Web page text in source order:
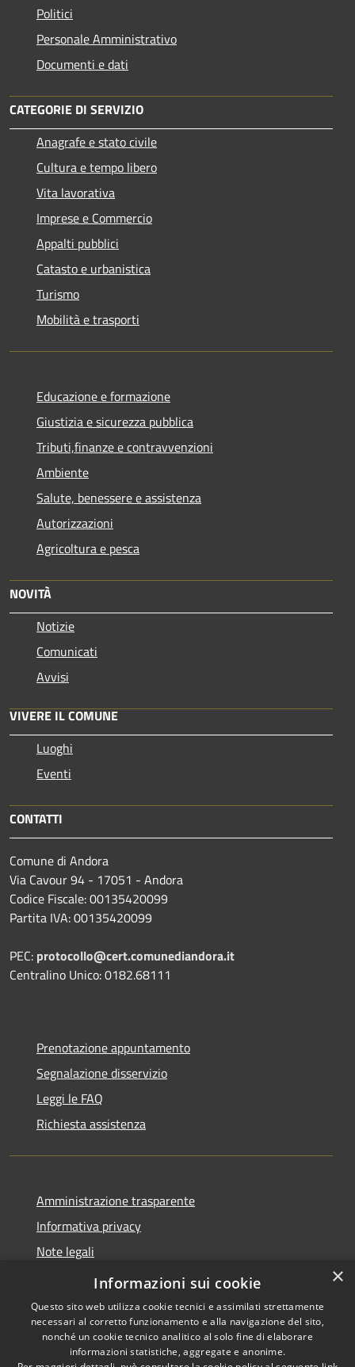
Politici
Personale Amministrativo
Documenti e dati
CATEGORIE DI SERVIZIO
Anagrafe e stato civile
Cultura e tempo libero
Vita lavorativa
Imprese e Commercio
Appalti pubblici
Catasto e urbanistica
Turismo
Mobilità e trasporti
Educazione e formazione
Giustizia e sicurezza pubblica
Tributi,finanze e contravvenzioni
Ambiente
Salute, benessere e assistenza
Autorizzazioni
Agricoltura e pesca
NOVITÀ
Notizie
Comunicati
Avvisi
VIVERE IL COMUNE
Luoghi
Eventi
CONTATTI
Comune di Andora
Via Cavour 94 - 17051 - Andora
Codice Fiscale: 00135420099
Partita IVA: 00135420099
PEC: protocollo@cert.comunediandora.it
Centralino Unico: 0182.68111
Prenotazione appuntamento
Segnalazione disservizio
Leggi le FAQ
Richiesta assistenza
Amministrazione trasparente
Informativa privacy
Note legali
Dichiarazione di accessibilità
Copyright © 2026 • Comune di
×
Informazioni sui cookie
Questo sito web utilizza cookie tecnici e assimilati strettamente
necessari al corretto funzionamento e alla navigazione del sito,
nonché un cookie tecnico analitico al solo fine di elaborare
informazioni statistiche, aggregate e anonime.